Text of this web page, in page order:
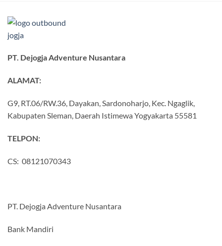
PT. Dejogja Adventure Nusantara
ALAMAT:
G9, RT.06/RW.36, Dayakan, Sardonoharjo, Kec. Ngaglik,
Kabupaten Sleman, Daerah Istimewa Yogyakarta 55581
TELPON:
CS: 08121070343
PT. Dejogja Adventure Nusantara
Bank Mandiri